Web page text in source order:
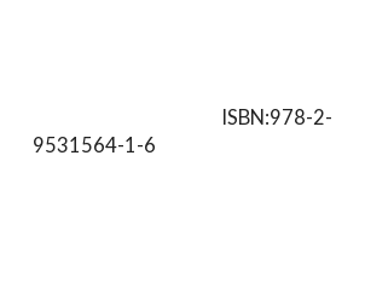
ISBN:978-2-
9531564-1-6